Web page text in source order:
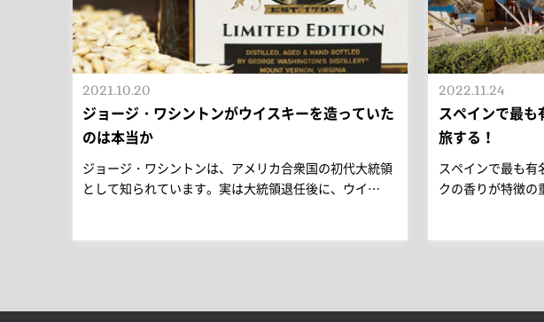
ジョージ・ワシントンがウイスキーを造っていた
のは本当か
2021.10.20
ジョージ・ワシントンは、アメリカ合衆国の初代大統領
として知られています。実は大統領退任後に、ウイ…
スペインで最も
旅する！
2022.11.24
スペインで最も
クの香りが特徴